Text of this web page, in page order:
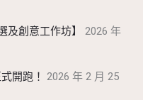
及創意工作坊】
2026 年
開跑！ 2026 年 2 月 25